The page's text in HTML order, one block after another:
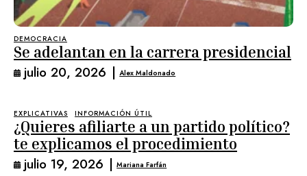
DEMOCRACIA
Se adelantan en la carrera presidencial
julio 20, 2026 | Alex Maldonado
EXPLICATIVAS INFORMACIÓN ÚTIL
¿Quieres afiliarte a un partido político?
te explicamos el procedimiento
julio 19, 2026 | Mariana Farfán